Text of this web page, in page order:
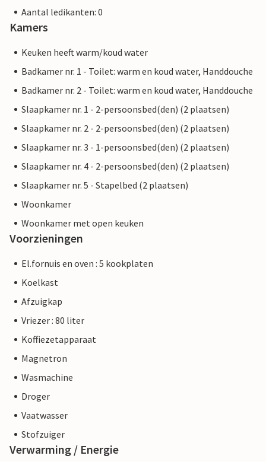
Aantal ledikanten: 0
Kamers
Keuken heeft warm/koud water
Badkamer nr. 1 - Toilet: warm en koud water, Handdouche
Badkamer nr. 2 - Toilet: warm en koud water, Handdouche
Slaapkamer nr. 1 - 2-persoonsbed(den) (2 plaatsen)
Slaapkamer nr. 2 - 2-persoonsbed(den) (2 plaatsen)
Slaapkamer nr. 3 - 1-persoonsbed(den) (2 plaatsen)
Slaapkamer nr. 4 - 2-persoonsbed(den) (2 plaatsen)
Slaapkamer nr. 5 - Stapelbed (2 plaatsen)
Woonkamer
Woonkamer met open keuken
Voorzieningen
El.fornuis en oven : 5 kookplaten
Koelkast
Afzuigkap
Vriezer : 80 liter
Koffiezetapparaat
Magnetron
Wasmachine
Droger
Vaatwasser
Stofzuiger
Verwarming / Energie